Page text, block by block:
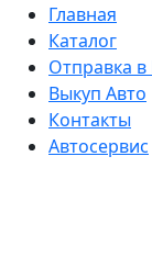
Главная
Каталог
Отправка
Выкуп Авто
Контакты
Автосервис